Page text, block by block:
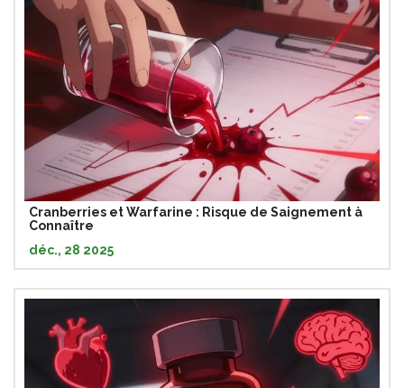
Cranberries et Warfarine : Risque de Saignement à
Connaître
déc., 28 2025